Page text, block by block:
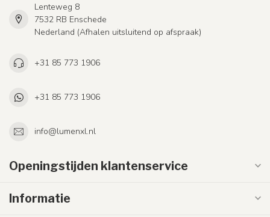
Lenteweg 8
7532 RB Enschede
Nederland (Afhalen uitsluitend op afspraak)
+31 85 773 1906
+31 85 773 1906
info@lumenxl.nl
Openingstijden klantenservice
Informatie